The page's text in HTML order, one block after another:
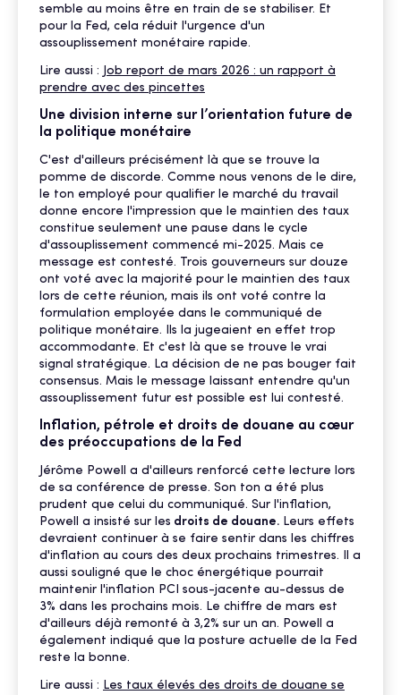
semble au moins être en train de se stabiliser. Et
pour la Fed, cela réduit l'urgence d'un
assouplissement monétaire rapide.
Lire aussi : Job report de mars 2026 : un rapport à
prendre avec des pincettes
Une division interne sur l’orientation future de
la politique monétaire
C'est d'ailleurs précisément là que se trouve la
pomme de discorde. Comme nous venons de le dire,
le ton employé pour qualifier le marché du travail
donne encore l'impression que le maintien des taux
constitue seulement une pause dans le cycle
d'assouplissement commencé mi-2025. Mais ce
message est contesté. Trois gouverneurs sur douze
ont voté avec la majorité pour le maintien des taux
lors de cette réunion, mais ils ont voté contre la
formulation employée dans le communiqué de
politique monétaire. Ils la jugeaient en effet trop
accommodante. Et c'est là que se trouve le vrai
signal stratégique. La décision de ne pas bouger fait
consensus. Mais le message laissant entendre qu'un
assouplissement futur est possible est lui contesté.
Inflation, pétrole et droits de douane au cœur
des préoccupations de la Fed
Jérôme Powell a d'ailleurs renforcé cette lecture lors
de sa conférence de presse. Son ton a été plus
prudent que celui du communiqué. Sur l'inflation,
Powell a insisté sur les droits de douane. Leurs effets
devraient continuer à se faire sentir dans les chiffres
d'inflation au cours des deux prochains trimestres. Il a
aussi souligné que le choc énergétique pourrait
maintenir l'inflation PCI sous-jacente au-dessus de
3% dans les prochains mois. Le chiffre de mars est
d'ailleurs déjà remonté à 3,2% sur un an. Powell a
également indiqué que la posture actuelle de la Fed
reste la bonne.
Lire aussi : Les taux élevés des droits de douane se